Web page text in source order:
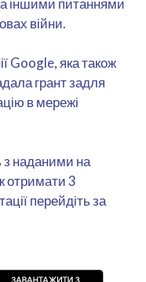
війни.
Google, яка також
грант задля
в мережі
наданими на
отримати 3
перейдіть за